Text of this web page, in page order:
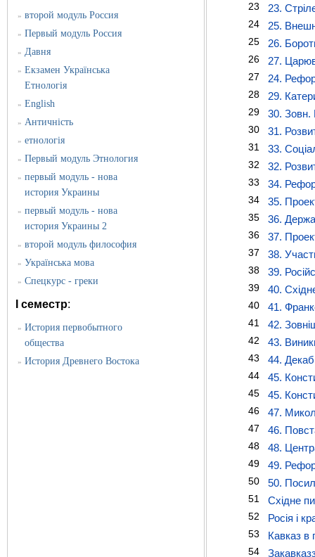
» второй модуль Россия
» Первый модуль Россия
» Давня
» Екзамен Українська
Етнологія
» English
» Античність
» етнологія
» Первый модуль Этнология
» первый модуль - нова
история Украины
» первый модуль - нова
история Украины 2
» второй модуль философия
» Українська мова
» Спецкурс - греки
I семестр:
» История первобытного
общества
» История Древнего Востока
23 23.
24 25.
25 26.
26 27.
27 24.
28 29.
29 30. Зовн.
30 31.
31 33.
32 32.
33 34.
34 35.
35 36.
36 37.
37 38.
38 39.
39 40.
40 41.
41 42.
42 43.
43 44.
44 45.
45 45.
46 47.
47 46.
48 48.
49 49.
50 50.
51 Східне
52 Росія і
53 Кавказ в
54